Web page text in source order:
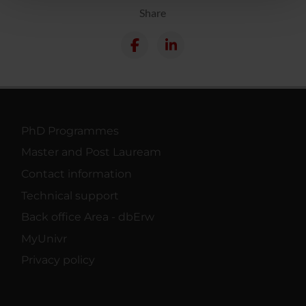
raccolto dal tuo utilizzo dei loro servizi.
Share
PhD Programmes
Master and Post Lauream
Contact information
Technical support
Back office Area - dbErw
MyUnivr
Privacy policy